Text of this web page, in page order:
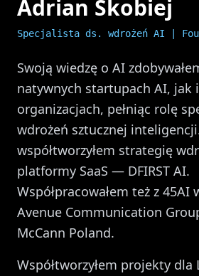
Adrian Skobiej
Specjalista ds. wdrożeń AI |
Swoją wiedzę o AI
natywnych startupach AI, jak
organizacjach, pełniąc rolę
wdrożeń sztucznej
współtworzyłem strategię
platformy SaaS — DFIRST AI.
Współpracowałem też z 45AI
Avenue Communication
McCann Poland.
Współtworzyłem projekty dla